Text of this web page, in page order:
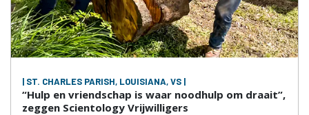
| ST. CHARLES PARISH, LOUISIANA, VS |
“Hulp en vriendschap is waar noodhulp om draait”,
zeggen Scientology Vrijwilligers